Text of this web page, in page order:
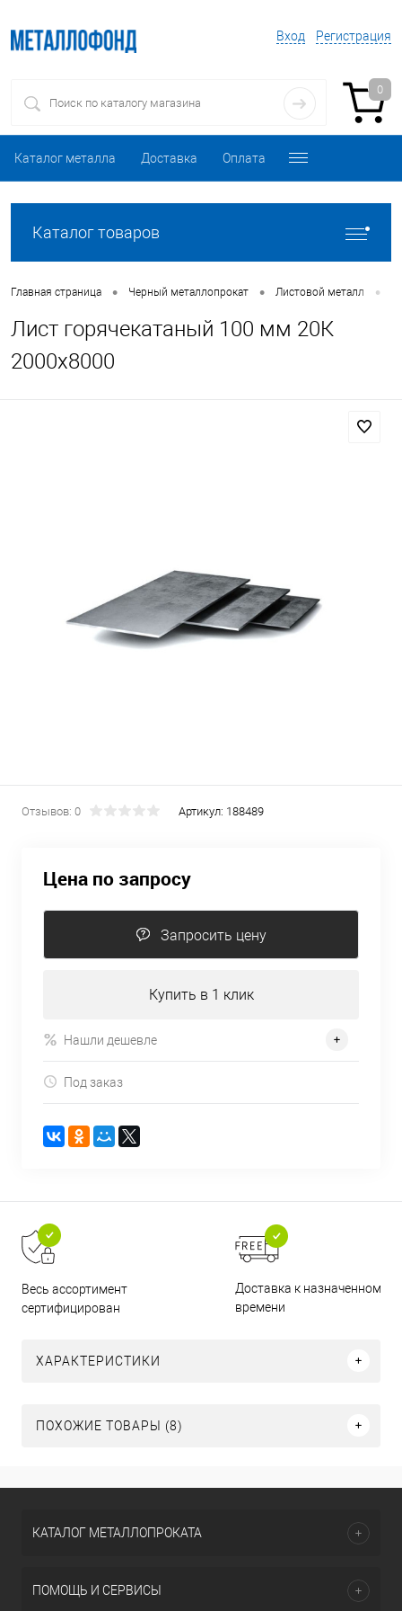
Вход Регистрация
0
Каталог металла Доставка Оплата
Каталог товаров
Главная страница • Черный металлопрокат • Листовой металл •
Лист горячекатаный 100 мм 20К
2000х8000
Отзывов: 0 Артикул: 188489
Цена по запросу
Запросить цену
Купить в 1 клик
Нашли дешевле
Под заказ
Весь ассортимент
сертифицирован
Доставка к назначенному
времени
ХАРАКТЕРИСТИКИ
ПОХОЖИЕ ТОВАРЫ (8)
КАТАЛОГ МЕТАЛЛОПРОКАТА
ПОМОЩЬ И СЕРВИСЫ